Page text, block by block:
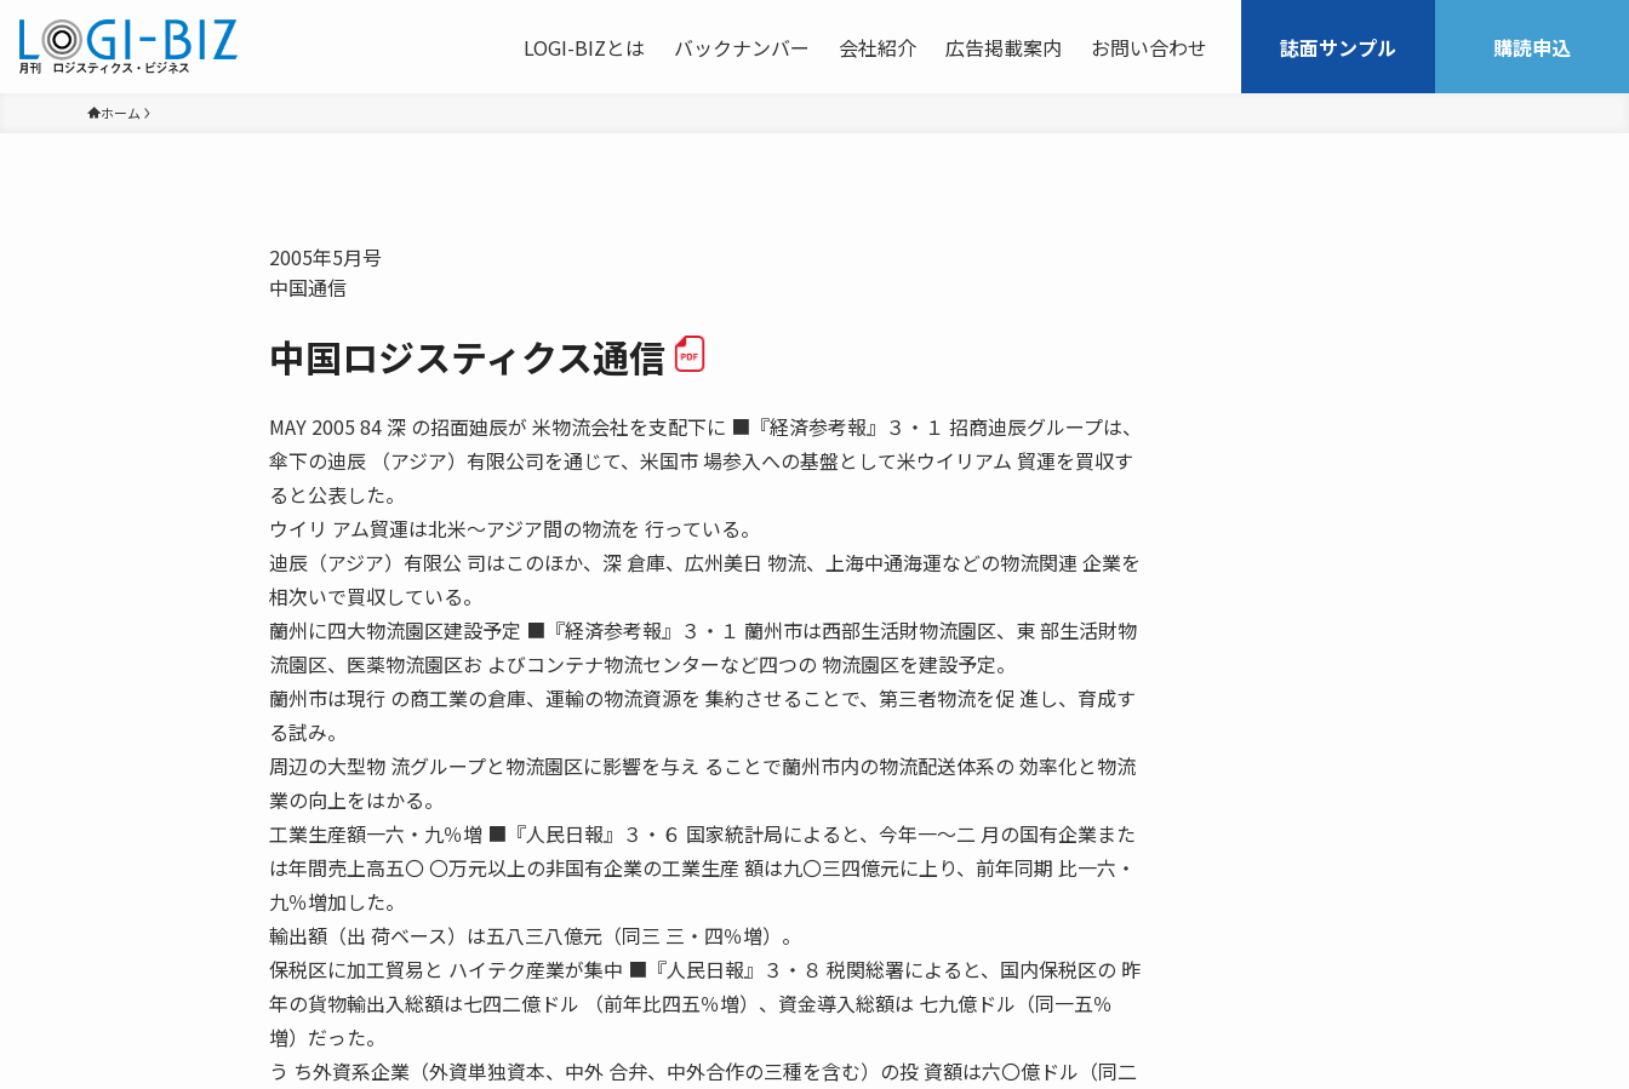
LOGI-BIZとは バックナンバー 会社紹介 広告掲載案内 お問い合わせ 誌面サンプル 購読申込
ホーム
2005年5月号
中国通信
中国ロジスティクス通信
MAY 2005 84 深 の招面廸辰が 米物流会社を支配下に ■『経済参考報』３・１ 招商迪辰グループは、
傘下の迪辰 （アジア）有限公司を通じて、米国市 場参入への基盤として米ウイリアム 貿運を買収す
ると公表した。
ウイリ アム貿運は北米〜アジア間の物流を 行っている。
迪辰（アジア）有限公 司はこのほか、深 倉庫、広州美日 物流、上海中通海運などの物流関連 企業を
相次いで買収している。
蘭州に四大物流園区建設予定 ■『経済参考報』３・１ 蘭州市は西部生活財物流園区、東 部生活財物
流園区、医薬物流園区お よびコンテナ物流センターなど四つの 物流園区を建設予定。
蘭州市は現行 の商工業の倉庫、運輸の物流資源を 集約させることで、第三者物流を促 進し、育成す
る試み。
周辺の大型物 流グループと物流園区に影響を与え ることで蘭州市内の物流配送体系の 効率化と物流
業の向上をはかる。
工業生産額一六・九％増 ■『人民日報』３・６ 国家統計局によると、今年一〜二 月の国有企業また
は年間売上高五〇 〇万元以上の非国有企業の工業生産 額は九〇三四億元に上り、前年同期 比一六・
九％増加した。
輸出額（出 荷ベース）は五八三八億元（同三 三・四％増）。
保税区に加工貿易と ハイテク産業が集中 ■『人民日報』３・８ 税関総署によると、国内保税区の 昨
年の貨物輸出入総額は七四二億ドル （前年比四五％増）、資金導入総額は 七九億ドル（同一五％
増）だった。
う ち外資系企業（外資単独資本、中外 合弁、中外合作の三種を含む）の投 資額は六〇億ドル（同二